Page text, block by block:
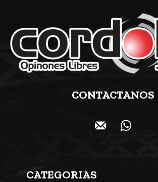
CONTACTANOS
CATEGORIAS